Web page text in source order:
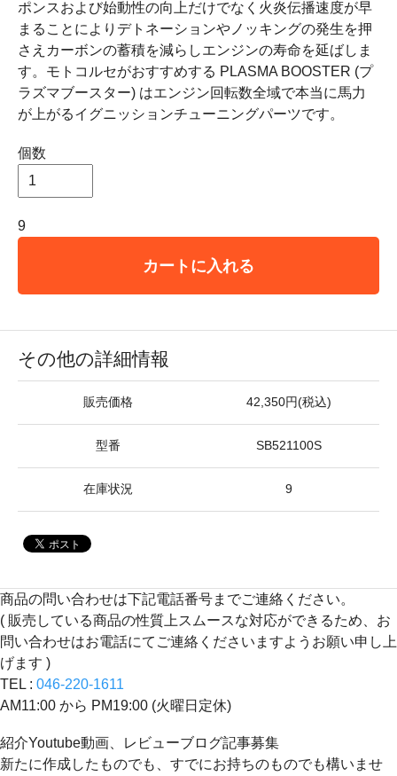
ポンスおよび始動性の向上だけでなく火炎伝播速度が早
まることによりデトネーションやノッキングの発生を押
さえカーボンの蓄積を減らしエンジンの寿命を延ばしま
す。モトコルセがおすすめする PLASMA BOOSTER (プ
ラズマブースター) はエンジン回転数全域で本当に馬力
が上がるイグニッションチューニングパーツです。
個数
9
カートに入れる
その他の詳細情報
販売価格 42,350円(税込)
型番 SB521100S
在庫状況 9
商品の問い合わせは下記電話番号までご連絡ください。
( 販売している商品の性質上スムースな対応ができるため、お
問い合わせはお電話にてご連絡くださいますようお願い申し上
げます )
TEL : 046-220-1611
AM11:00 から PM19:00 (火曜日定休)
紹介Youtube動画、レビューブログ記事募集
新たに作成したものでも、すでにお持ちのものでも構いませ